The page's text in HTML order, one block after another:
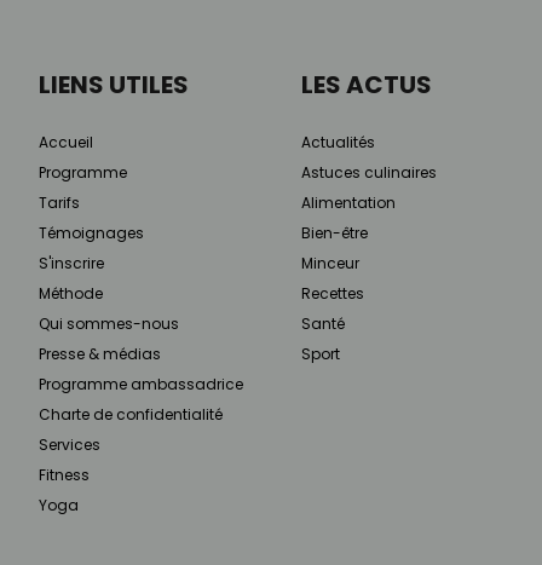
LIENS UTILES
Accueil
Programme
Tarifs
Témoignages
S'inscrire
Méthode
Qui sommes-nous
Presse & médias
Programme ambassadrice
Charte de confidentialité
Services
Fitness
Yoga
LES ACTUS
Actualités
Astuces culinaires
Alimentation
Bien-être
Minceur
Recettes
Santé
Sport